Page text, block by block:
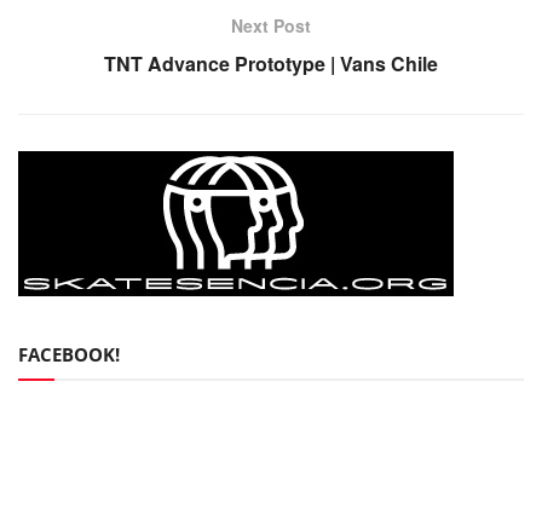
Next Post
TNT Advance Prototype | Vans Chile
FACEBOOK!